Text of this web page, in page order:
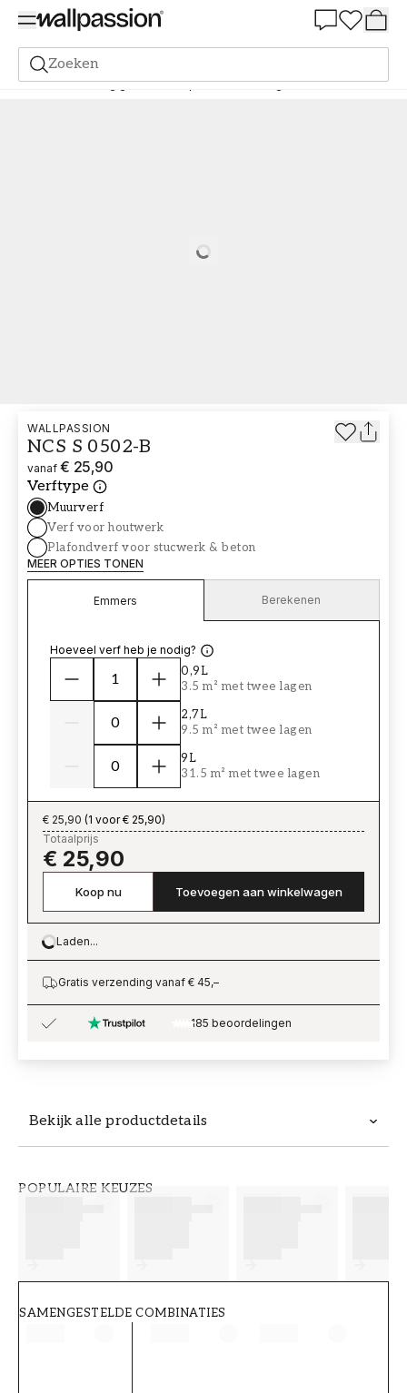
Zoeken
Verf Bestelling gebaseerd op NCS Bestelling door NCS 0502-B
Loading…
Bekijk alle productdetails
POPULAIRE KEUZES
SAMENGESTELDE COMBINATIES
WALLPASSION
NCS S 0502-B
vanaf € 25,90
Verftype
Muurverf
Verf voor houtwerk
Plafondverf voor stucwerk & beton
MEER OPTIES TONEN
Emmers Berekenen
Hoeveel verf heb je nodig?
0,9L
3.5 m² met twee lagen
2,7L
9.5 m² met twee lagen
9L
31.5 m² met twee lagen
€ 25,90 (1 voor € 25,90)
Totaalprijs
€ 25,90
Koop nu Toevoegen aan winkelwagen
Loading…
Laden...
Gratis verzending vanaf € 45,–
185 beoordelingen